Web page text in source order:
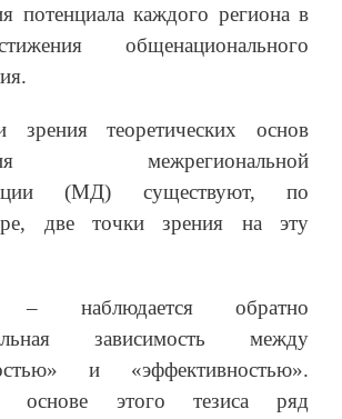
потенциала каждого региона в
общенационального
теоретических основ
межрегиональной
(МД) существуют, по
две точки зрения на эту
– наблюдается обратно
зависимость между
и «эффективностью».
этого тезиса ряд